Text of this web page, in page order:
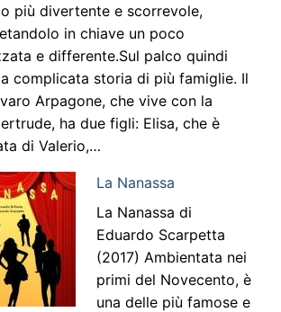
più divertente e scorrevole,
in chiave un poco
e differente.Sul palco quindi
complicata storia di più famiglie. Il
Arpagone, che vive con la
ha due figli: Elisa, che è
di Valerio,…
La Nanassa
La Nanassa di
Eduardo Scarpetta
(2017) Ambientata nei
primi del Novecento, è
una delle più famose e